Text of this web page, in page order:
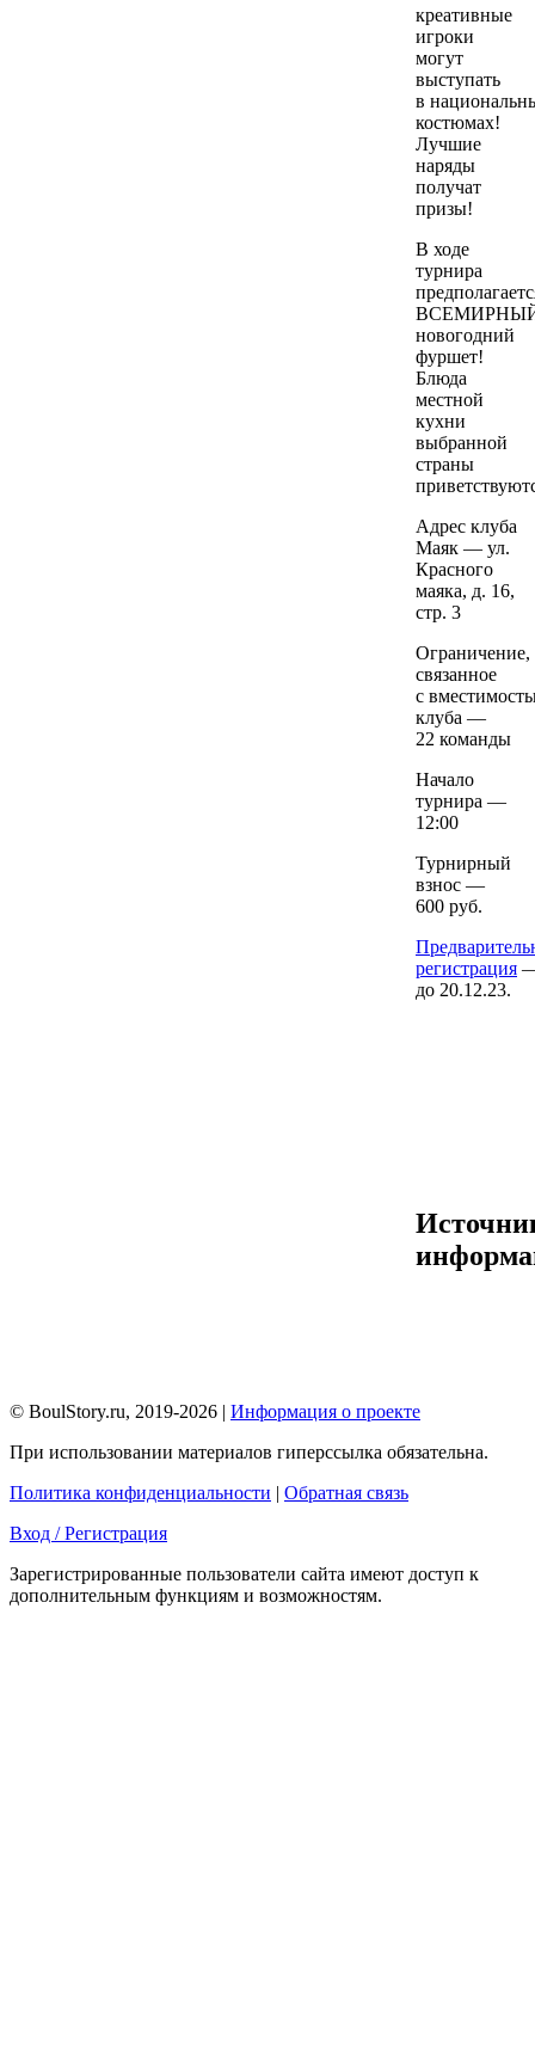
креативные
игроки
могут
выступать
в
костюмах!
Лучшие
наряды
получат
призы!
В ходе
турнира
новогодний
фуршет!
Блюда
местной
кухни
выбранной
страны
Адрес клуба
Маяк — ул.
Красного
маяка, д. 16,
стр. 3
Ограничение,
связанное
с
клуба —
22 команды
Начало
турнира —
12:00
Турнирный
взнос —
600 руб.
регистрация
до 20.12.23.
© BoulStory.ru, 2019-2026 | Информация о проекте
При использовании материалов гиперссылка обязательна.
Политика конфиденциальности | Обратная связь
Вход / Регистрация
Зарегистрированные пользователи сайта имеют доступ к
дополнительным функциям и возможностям.